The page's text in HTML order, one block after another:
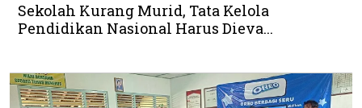
Sekolah Kurang Murid, Tata Kelola
Pendidikan Nasional Harus Dieva...